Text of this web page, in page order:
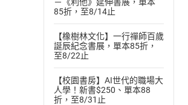
85折，至8/14止
【橡樹林文化】一行禪師百歲
誕辰紀念書展，單本85折，
至8/22止
【校園書房】AI世代的職場大
人學！新書$250、單本88
折，至8/31止